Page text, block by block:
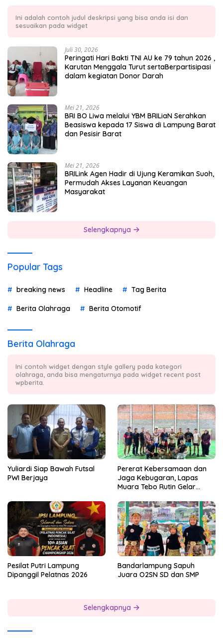
Ini adalah contoh judul deskripsi yang bisa anda isi dan
sesuaikan pada widget
Juli 30, 2026
Peringati Hari Bakti TNI AU ke 79 tahun 2026 ,
Karutan Menggala Turut sertaBerpartisipasi
dalam kegiatan Donor Darah
Mei 21, 2026
BRI BO Liwa melalui YBM BRILiaN Serahkan
Beasiswa kepada 17 Siswa di Lampung Barat
dan Pesisir Barat
Mei 21, 2026
BRILink Agen Hadir di Ujung Keramikan Suoh,
Permudah Akses Layanan Keuangan
Masyarakat
Selengkapnya
Popular Tags
breaking news Headline Tag Berita
Berita Olahraga Berita Otomotif
Berita Olahraga
Ini contoh widget dengan style gallery pada kategori
olahraga, anda bisa mengaturnya pada widget recent post
wpberita.
Yuliardi Siap Bawah Futsal
PWI Berjaya
Pererat Kebersamaan dan
Jaga Kebugaran, Lapas
Muara Tebo Rutin Gelar
Pesilat Putri Lampung
Dipanggil Pelatnas 2026
Bandarlampung Sapuh
Juara O2SN SD dan SMP
Selengkapnya